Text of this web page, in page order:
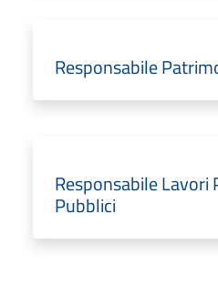
Responsabile
Responsabile Lavori
Pubblici